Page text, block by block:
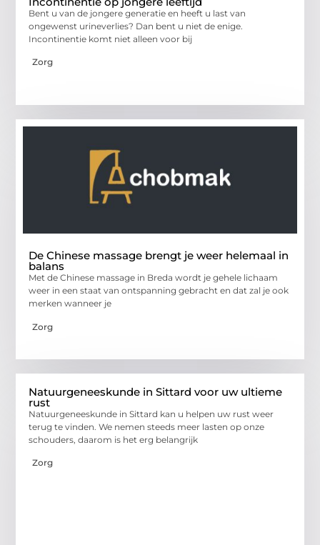
Bent u van de jongere generatie en heeft u last van
ongewenst urineverlies? Dan bent u niet de enige.
Incontinentie komt niet alleen voor bij
Zorg
De Chinese massage brengt je weer helemaal in
balans
Met de Chinese massage in Breda wordt je gehele lichaam
weer in een staat van ontspanning gebracht en dat zal je ook
merken wanneer je
Zorg
Natuurgeneeskunde in Sittard voor uw ultieme
rust
Natuurgeneeskunde in Sittard kan u helpen uw rust weer
terug te vinden. We nemen steeds meer lasten op onze
schouders, daarom is het erg belangrijk
Zorg